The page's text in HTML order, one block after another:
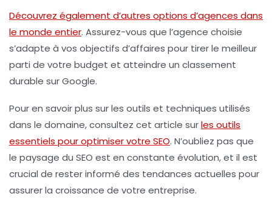
Découvrez également d’autres options d’agences dans
le monde entier. Assurez-vous que l’agence choisie
s’adapte à vos objectifs d’affaires pour tirer le meilleur
parti de votre budget et atteindre un classement
durable sur Google.
Pour en savoir plus sur les outils et techniques utilisés
dans le domaine, consultez cet article surles outils
essentiels pour optimiser votre SEO. N’oubliez pas que
le paysage du SEO est en constante évolution, et il est
crucial de rester informé des tendances actuelles pour
assurer la croissance de votre entreprise.